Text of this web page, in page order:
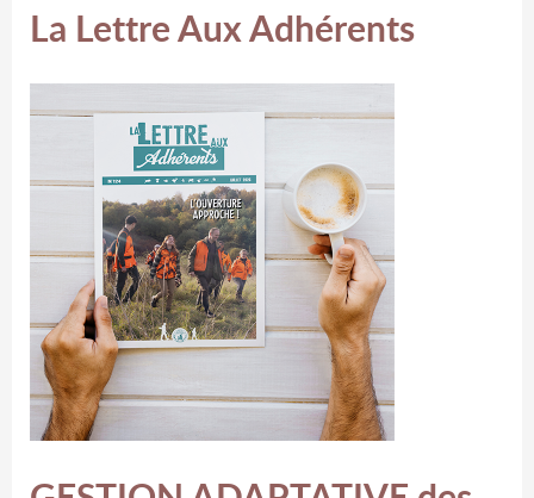
La Lettre Aux Adhérents